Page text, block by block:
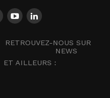
RETROUVEZ-NOUS SUR
NEWS
ET AILLEURS :